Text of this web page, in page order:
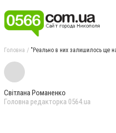
Головна "Реально в них залишилось ще
Світлана Романенко
Головна редакторка 0564.ua